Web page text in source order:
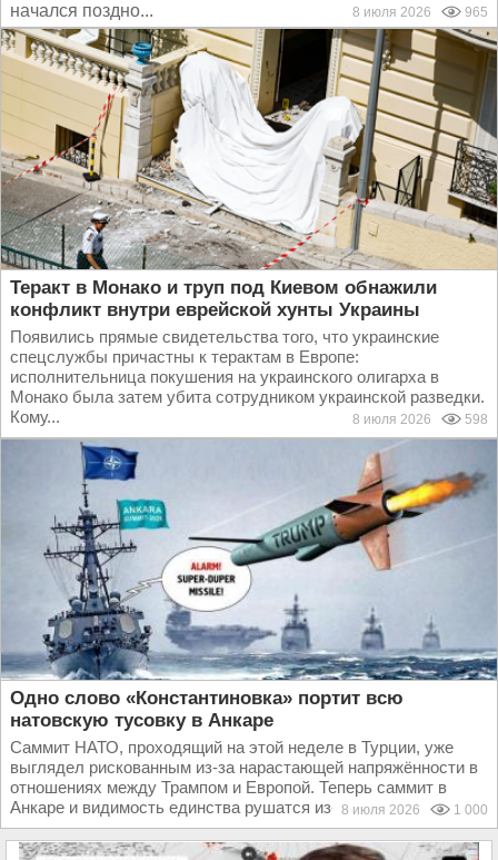
начался поздно...
8 июля 2026 965
Теракт в Монако и труп под Киевом обнажили
конфликт внутри еврейской хунты Украины
Появились прямые свидетельства того, что украинские
спецслужбы причастны к терактам в Европе:
исполнительница покушения на украинского олигарха в
Монако была затем убита сотрудником украинской разведки.
Кому...
8 июля 2026 598
Одно слово «Константиновка» портит всю
натовскую тусовку в Анкаре
Саммит НАТО, проходящий на этой неделе в Турции, уже
выглядел рискованным из-за нарастающей напряжённости в
отношениях между Трампом и Европой. Теперь саммит в
Анкаре и видимость единства рушатся из-за того...
8 июля 2026 1 000